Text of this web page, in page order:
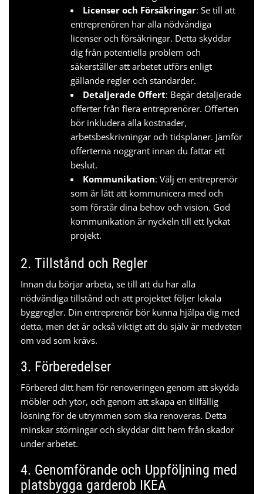
Licenser och Försäkringar: Se till att
entreprenören har alla nödvändiga
licenser och försäkringar. Detta skyddar
dig från potentiella problem och
säkerställer att arbetet utförs enligt
gällande regler och standarder.
Detaljerade Offert: Begär detaljerade
offerter från flera entreprenörer. Offerten
bör inkludera alla kostnader,
arbetsbeskrivningar och tidsplaner. Jämför
offerterna noggrant innan du fattar ett
beslut.
Kommunikation: Välj en entreprenör
som är lätt att kommunicera med och
som förstår dina behov och vision. God
kommunikation är nyckeln till ett lyckat
projekt.
2. Tillstånd och Regler
Innan du börjar arbeta, se till att du har alla
nödvändiga tillstånd och att projektet följer lokala
byggregler. Din entreprenör bör kunna hjälpa dig med
detta, men det är också viktigt att du själv är medveten
om vad som krävs.
3. Förberedelser
Förbered ditt hem för renoveringen genom att skydda
möbler och ytor, och genom att skapa en tillfällig
lösning för de utrymmen som ska renoveras. Detta
minskar störningar och skyddar ditt hem från skador
under arbetet.
4. Genomförande och Uppföljning med
platsbygga garderob IKEA